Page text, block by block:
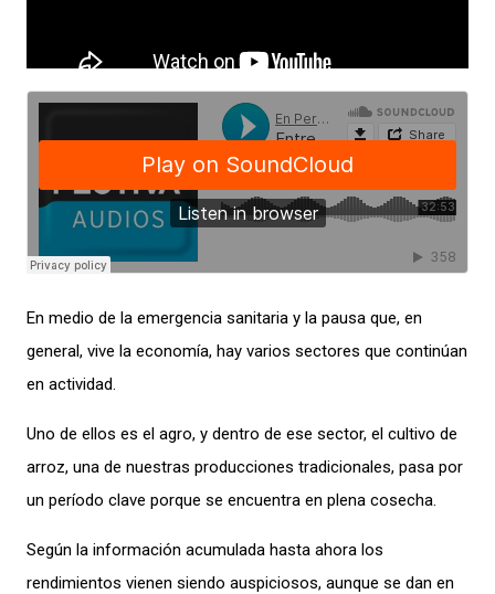
En medio de la emergencia sanitaria y la pausa que, en
general, vive la economía, hay varios sectores que continúan
en actividad.
Uno de ellos es el agro, y dentro de ese sector, el cultivo de
arroz, una de nuestras producciones tradicionales, pasa por
un período clave porque se encuentra en plena cosecha.
Según la información acumulada hasta ahora los
rendimientos vienen siendo auspiciosos, aunque se dan en